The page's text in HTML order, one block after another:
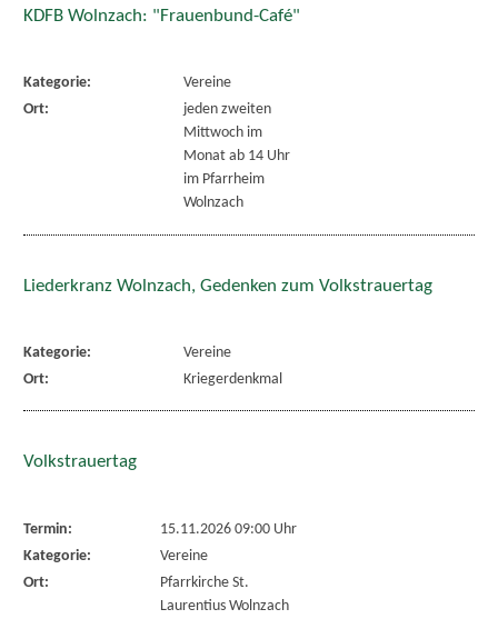
KDFB Wolnzach: "Frauenbund-Café"
Kategorie:
Vereine
Ort:
jeden zweiten
Mittwoch im
Monat ab 14 Uhr
im Pfarrheim
Wolnzach
Liederkranz Wolnzach, Gedenken zum Volkstrauertag
Kategorie:
Vereine
Ort:
Kriegerdenkmal
Volkstrauertag
Termin:
15.11.2026 09:00 Uhr
Kategorie:
Vereine
Ort:
Pfarrkirche St.
Laurentius Wolnzach